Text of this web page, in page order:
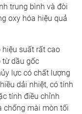
trung bình và đòi
oxy hóa hiệu quả
hiệu suất rất cao
từ dầu gốc
lực có chất lượng
dải nhiệt, có tính
tính điều chỉnh
chống mài mòn tối